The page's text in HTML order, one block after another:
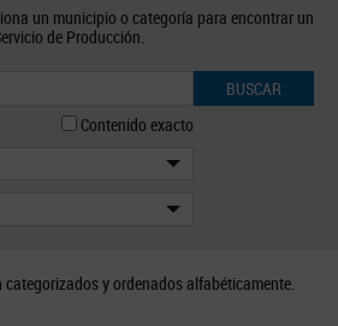
un municipio o categoría para encontrar un
de Producción.
BUSCAR
Contenido exacto
y ordenados alfabéticamente.